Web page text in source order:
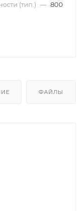
(тип.) — 800
ФАЙЛЫ